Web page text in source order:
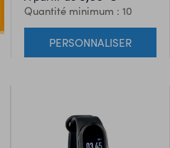
Quantité minimum : 10
PERSONNALISER